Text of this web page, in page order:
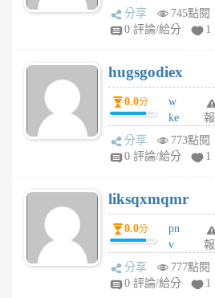
k
m
6
個
月
前
分享
745點閱
0 評論/給分
1
hugsgodiex
0.0分
w
ke
rv
pj
6
個
月
前
報
分享
773點閱
0 評論/給分
1
liksqxmqmr
0.0分
pn
v
wt
sv
報
分享
777點閱
0 評論/給分
1